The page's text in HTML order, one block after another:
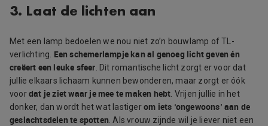
3. Laat de lichten aan
Met een lamp bedoelen we nou niet zo’n bouwlamp of TL-
verlichting. Een schemerlampje kan al genoeg licht geven én
creëert een leuke sfeer . Dit romantische licht zorgt er voor dat
jullie elkaars lichaam kunnen bewonderen, maar zorgt er óók
voordat je ziet waar je mee te maken hebt . Vrijen jullie in het
donker, dan wordt het wat lastigerom iets ‘ongewoons’ aan de
geslachtsdelen te spotten . Als vrouw zijnde wil je liever niet een